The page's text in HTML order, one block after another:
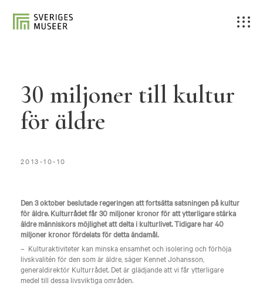
30 miljoner till kultur
för äldre
2013-10-10
Den 3 oktober beslutade regeringen att fortsätta satsningen på kultur
för äldre. Kulturrådet får 30 miljoner kronor för att ytterligare stärka
äldre människors möjlighet att delta i kulturlivet. Tidigare har 40
miljoner kronor fördelats för detta ändamål.
– Kulturaktiviteter kan minska ensamhet och isolering och förhöja
livskvalitén för den som är äldre, säger Kennet Johansson,
generaldirektör Kulturrådet. Det är glädjande att vi får ytterligare
medel till dessa livsviktiga områden.